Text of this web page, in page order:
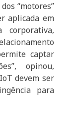
“motores”
aplicada em
corporativa,
captar
opinou,
devem ser
para